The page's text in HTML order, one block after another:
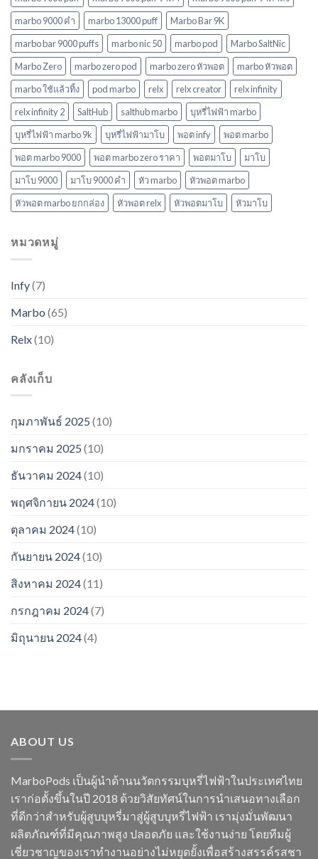
ในปี
2568
marbo 9000 คํา
marbo 13000 puff
Marbo Bar 9K
marbo bar 9000 puffs
marbo nic 50 marbo pod
Marbo SaltNic
Marbo Zero
marbo zero pod marbo zero หัวพอต
marbo หัวพอต
marbo ใช้แล้วทิ้ง
pod marbo relx relx creator
relx infinity
relx infinity 2
SaltHub salthub marbo
บุหรี่ไฟฟ้า marbo
บุหรี่ไฟฟ้า marbo 9k
บุหรี่ไฟฟ้ามาโบ พอต infy
พอต marbo
พอต marbo 9000
พอต marbo zero ราคา พอตมาโบ
มาโบ
มาโบ 9000
มาโบ 9000 คํา หัว marbo
หัวพอต marbo
หัวพอต marbo ยกกล่อง
หัวพอต relx หัวพอตมาโบ หัวมาโบ
หมวดหมู่
Infy(7)
Marbo (65)
Relx(10)
คลังเก็บ
กุมภาพันธ์ 2025 (10)
มกราคม 2025 (10)
ธันวาคม 2024(10)
พฤศจิกายน 2024(10)
ตุลาคม 2024(10)
กันยายน 2024(10)
สิงหาคม 2024(11)
กรกฎาคม 2024(7)
มิถุนายน 2024(4)
ABOUT US
MarboPods เป็นผู้นำด้านนวัตกรรมบุหรี่ไฟฟ้าในประเทศไทย
เราก่อตั้งขึ้นในปี 2018 ด้วยวิสัยทัศน์ในการนำเสนอทางเลือก
ที่ดีกว่าสำหรับผู้สูบบุหรี่มาสู่ผู้สูบบุหรี่ไฟฟ้า เรามุ่งมั่นพัฒนา
ผลิตภัณฑ์ที่มีคุณภาพสูง ปลอดภัย และใช้งานง่าย โดยทีมผู้
เชี่ยวชาญของเราทำงานอย่างไม่หยุดยั้งเพื่อสร้างสรรค์รสชา